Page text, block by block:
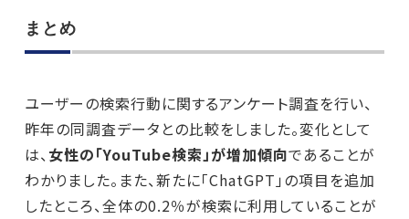
まとめ
ユーザーの検索行動に関するアンケート調査を行い、
昨年の同調査データとの比較をしました。変化として
は、女性の「YouTube検索」が増加傾向であることが
わかりました。また、新たに「ChatGPT」の項目を追加
したところ、全体の0.2％が検索に利用していることが